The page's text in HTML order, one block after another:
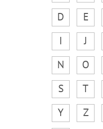
D
E
I
J
N
O
S
T
Y
Z